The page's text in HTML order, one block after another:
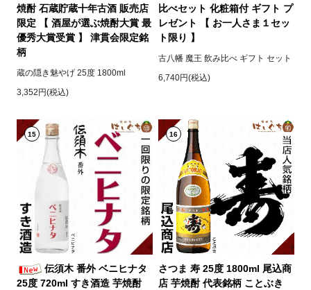
焼酎 石蔵貯蔵十年古酒 販売店
限定 【 酒屋が選ぶ焼酎大賞 最
優秀大賞受賞 】 津貫会限定銘
柄
蔵の隠き魅やげ 25度 1800ml
3,352円(税込)
比べセット 化粧箱付 ギフト プ
レゼント 【 お一人さま１セッ
ト限り 】
古八幡 魔王 飲み比べ ギフト セット
6,740円(税込)
15
伝須木 番外 ベニヒナタ
25度 720ml すき酒造 芋焼酎
16
さつま 寿 25度 1800ml 尾込商
店 芋焼酎 代表銘柄 ことぶき